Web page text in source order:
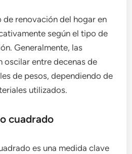
renovación del hogar en
según el tipo de
Generalmente, las
oscilar entre decenas de
de pesos, dependiendo de
utilizados.
cuadrado
es una medida clave